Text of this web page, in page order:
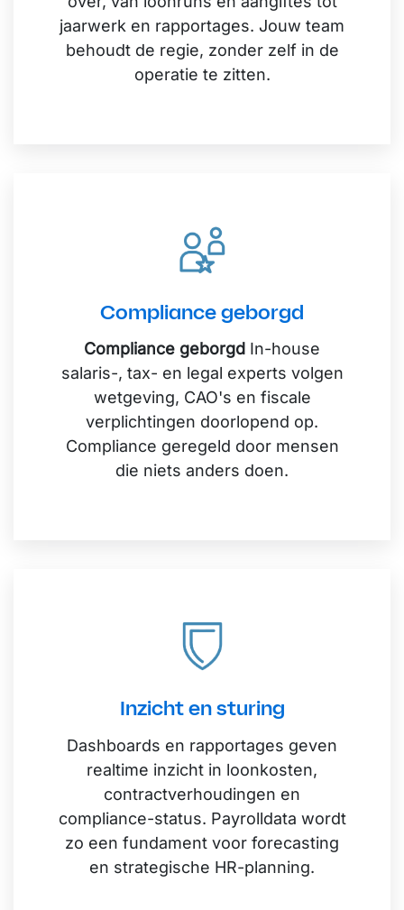
jaarwerk en rapportages. Jouw team
behoudt de regie, zonder zelf in de
operatie te zitten.
Compliance geborgd
Compliance geborgd In-house
salaris-, tax- en legal experts volgen
wetgeving, CAO's en fiscale
verplichtingen doorlopend op.
Compliance geregeld door mensen
die niets anders doen.
Inzicht en sturing
Dashboards en rapportages geven
realtime inzicht in loonkosten,
contractverhoudingen en
compliance-status. Payrolldata wordt
zo een fundament voor forecasting
en strategische HR-planning.